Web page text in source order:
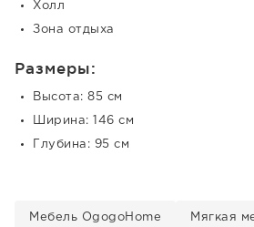
Холл
Зона отдыха
Размеры:
Высота: 85 см
Ширина: 146 см
Глубина: 95 см
Мебель OgogoHome Мягкая